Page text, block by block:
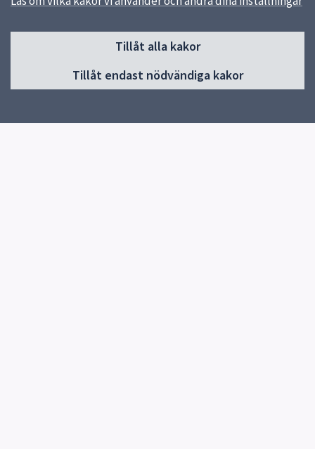
Tillåt alla kakor
Tillåt endast nödvändiga kakor